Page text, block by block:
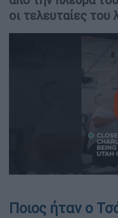
οι τελευταίες του
Ποιος ήταν ο